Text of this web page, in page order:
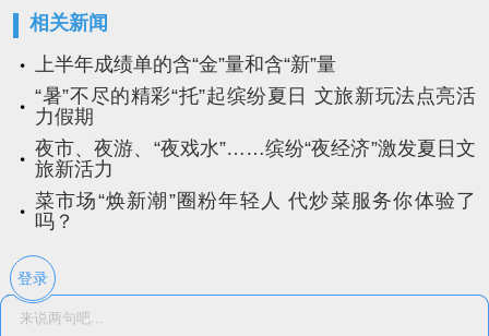
相关新闻
上半年成绩单的含“金”量和含“新”量
“暑”不尽的精彩“托”起缤纷夏日 文旅新玩法点亮活
力假期
夜市、夜游、“夜戏水”……缤纷“夜经济”激发夏日文
旅新活力
菜市场“焕新潮”圈粉年轻人 代炒菜服务你体验了
吗？
登录